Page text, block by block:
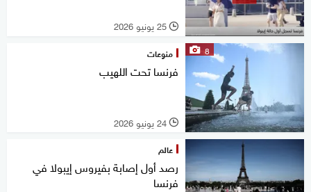
l 25 يونيو 2026
8 منوعات
فرنسا تحت اللهيب
l 24 يونيو 2026
عالم
رصد أول إصابة بفيروس إيبولا في
فرنسا